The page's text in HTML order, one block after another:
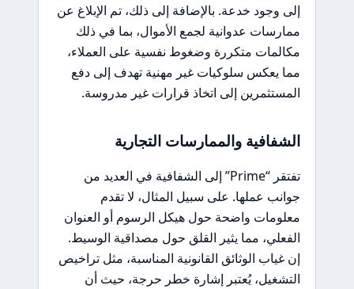
إلى وجود خدعة. بالإضافة إلى ذلك، تم الإبلاغ عن
ممارسات عدوانية لجمع الأموال، بما في ذلك
مكالمات متكررة وضغوط نفسية على العملاء،
مما يعكس سلوكيات غير مهنية تهدف إلى دفع
المستثمرين إلى اتخاذ قرارات غير مدروسة.
الشفافية والممارسات التجارية
تفتقر “Prime” إلى الشفافية في العديد من
جوانب عملها. على سبيل المثال، لا تقدم
معلومات واضحة حول هيكل الرسوم أو العنوان
الفعلي، مما يثير القلق حول مصداقية الوسيط.
إن غياب الوثائق القانونية المناسبة، مثل تراخيص
التشغيل، يُعتبر إشارة خطر حرجة، حيث أن